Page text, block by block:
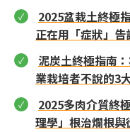
2025盆栽土終極
正在用「症狀」告
泥炭土終極指南
業栽培者不說的3
2025多肉介質終
理學」根治爛根與